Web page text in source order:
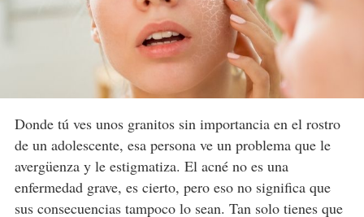
Donde tú ves unos granitos sin importancia en el rostro
de un adolescente, esa persona ve un problema que le
avergüenza y le estigmatiza. El acné no es una
enfermedad grave, es cierto, pero eso no significa que
sus consecuencias tampoco lo sean. Tan solo tienes que